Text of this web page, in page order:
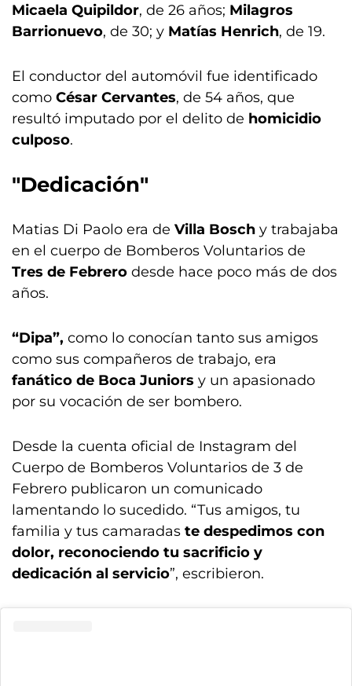
Micaela Quipildor, de 26 años; Milagros
Barrionuevo, de 30; y Matías Henrich, de 19.
El conductor del automóvil fue identificado
como César Cervantes, de 54 años, que
resultó imputado por el delito de homicidio
culposo.
"Dedicación"
Matias Di Paolo era de Villa Bosch y trabajaba
en el cuerpo de Bomberos Voluntarios de
Tres de Febrero desde hace poco más de dos
años.
“Dipa”, como lo conocían tanto sus amigos
como sus compañeros de trabajo, era
fanático de Boca Juniors y un apasionado
por su vocación de ser bombero.
Desde la cuenta oficial de Instagram del
Cuerpo de Bomberos Voluntarios de 3 de
Febrero publicaron un comunicado
lamentando lo sucedido. “Tus amigos, tu
familia y tus camaradas te despedimos con
dolor, reconociendo tu sacrificio y
dedicación al servicio”, escribieron.